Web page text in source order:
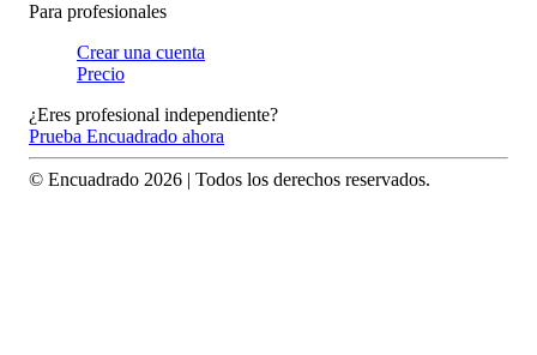
Para profesionales
Crear una cuenta
Precio
¿Eres profesional independiente?
Prueba Encuadrado ahora
© Encuadrado 2026 | Todos los derechos reservados.